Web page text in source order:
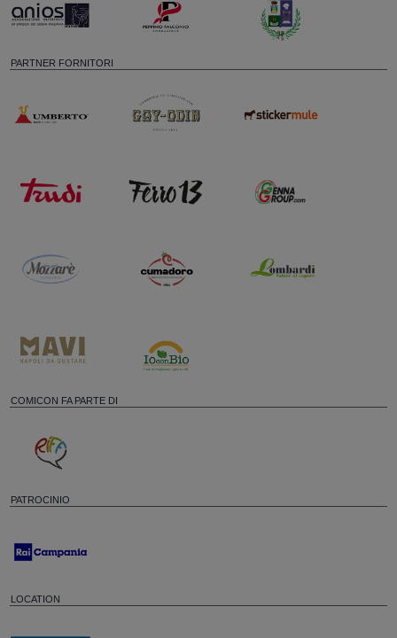
PARTNER FORNITORI
COMICON FA PARTE DI
PATROCINIO
LOCATION